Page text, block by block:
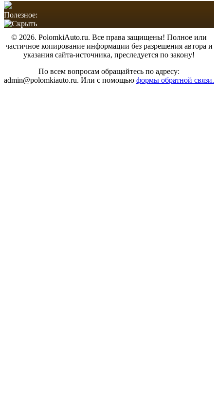
Полезное:
© 2026. PolomkiAuto.ru. Все права защищены! Полное или
частичное копирование информации без разрешения автора и
указания сайта-источника, преследуется по закону!
По всем вопросам обращайтесь по адресу:
admin@polomkiauto.ru. Или с помощью формы обратной связи.